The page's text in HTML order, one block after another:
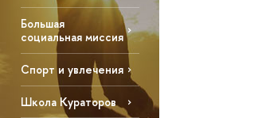
Большая
социальная миссия
Спорт и увлечения
Школа Кураторов